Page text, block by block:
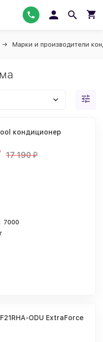
Марки и производители
кондиционер
17 190 ₽
7000
ODU ExtraForce